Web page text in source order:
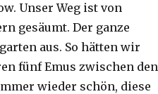
Unser Weg ist von
gesäumt. Der ganze
aus. So hätten wir
fünf Emus zwischen den
wieder schön, diese